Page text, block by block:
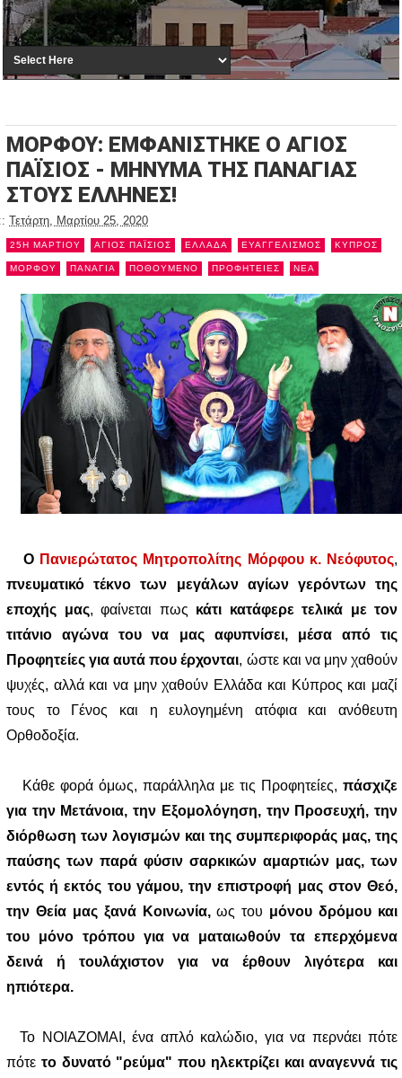
ΜΟΡΦΟΥ: ΕΜΦΑΝΙΣΤΗΚΕ Ο ΑΓΙΟΣ
ΠΑΪΣΙΟΣ - ΜΗΝΥΜΑ ΤΗΣ ΠΑΝΑΓΙΑΣ
ΣΤΟΥΣ ΕΛΛΗΝΕΣ!
Τετάρτη, Μαρτίου 25, 2020
25Η ΜΑΡΤΙΟΥ ΑΓΙΟΣ ΠΑΪΣΙΟΣ ΕΛΛΑΔΑ ΕΥΑΓΓΕΛΙΣΜΟΣ ΚΥΠΡΟΣ
ΜΟΡΦΟΥ ΠΑΝΑΓΙΑ ΠΟΘΟΥΜΕΝΟ ΠΡΟΦΗΤΕΙΕΣ NEA
Ο Πανιερώτατος Μητροπολίτης Μόρφου κ. Νεόφυτος,
πνευματικό τέκνο των μεγάλων αγίων γερόντων της
εποχής μας, φαίνεται πως κάτι κατάφερε τελικά με τον
τιτάνιο αγώνα του να μας αφυπνίσει, μέσα από τις
Προφητείες για αυτά που έρχονται, ώστε και να μην χαθούν
ψυχές, αλλά και να μην χαθούν Ελλάδα και Κύπρος και μαζί
τους το Γένος και η ευλογημένη ατόφια και ανόθευτη
Ορθοδοξία.
Κάθε φορά όμως, παράλληλα με τις Προφητείες, πάσχιζε
για την Μετάνοια, την Εξομολόγηση, την Προσευχή, την
διόρθωση των λογισμών και της συμπεριφοράς μας, της
παύσης των παρά φύσιν σαρκικών αμαρτιών μας, των
εντός ή εκτός του γάμου, την επιστροφή μας στον Θεό,
την Θεία μας ξανά Κοινωνία,ως του μόνου δρόμου και
του μόνο τρόπου για να ματαιωθούν τα επερχόμενα
δεινά ή τουλάχιστον για να έρθουν λιγότερα και
ηπιότερα.
Το ΝΟΙΑΖΟΜΑΙ, ένα απλό καλώδιο, για να περνάει πότε
πότε το δυνατό "ρεύμα" που ηλεκτρίζει και αναγεννά τις